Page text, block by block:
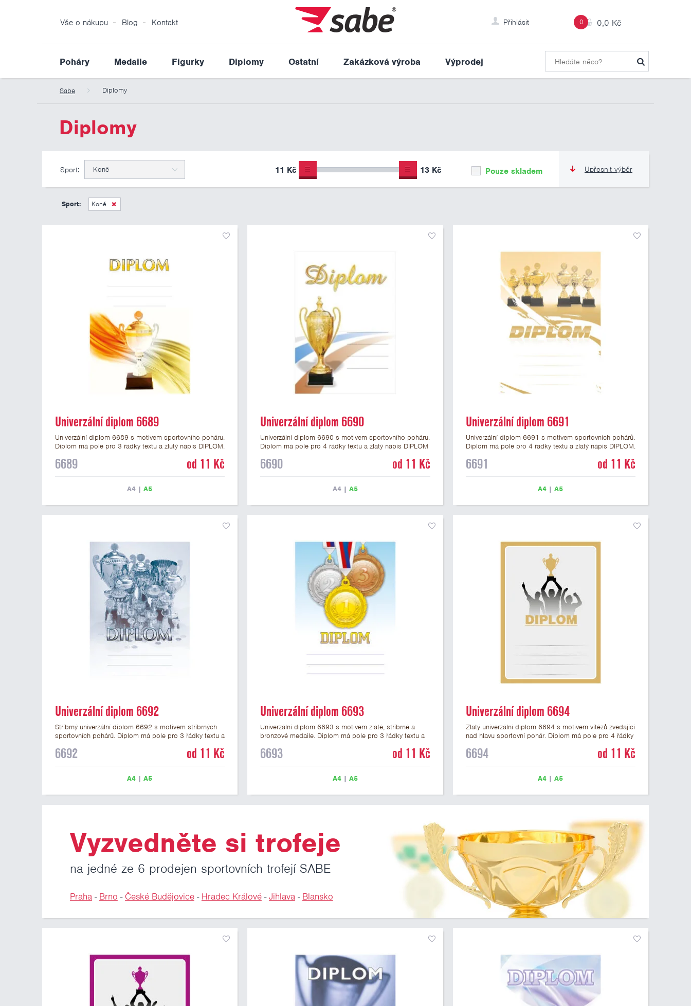
0 0,0 Kč
Přihlásit
Vše o nákupu Blog Kontakt
Poháry Medaile Figurky Diplomy Ostatní Zakázková výroba Výprodej
Sabe Diplomy
Diplomy
Upřesnit výběr
Sport: Koně Pouze skladem
11 Kč 13 Kč
Sport: Koně
Univerzální diplom 6689
Univerzální diplom 6689 s motivem sportovního poháru.
Diplom má pole pro 3 řádky textu a žlutý nápis DIPLOM.
Tento diplom je vhodný pro většinu událostí, ke kterým
6689 od 11 Kč
A4 |A5
Univerzální diplom 6690
Univerzální diplom 6690 s motivem sportovního poháru.
Diplom má pole pro 4 řádky textu a zlatý nápis DIPLOM
máme ve formátu A4 a A5. Tento diplom je vhodný pro
motivem poháru má gramáž 250 g/m2.
6690 od 11 Kč
A4| A5
Univerzální diplom 6691
Univerzální diplom 6691 s motivem sportovních pohárů.
Diplom má pole pro 4 řádky textu a zlatý nápis DIPLOM.
Tento univerzální diplom je vhodný pro většinu událostí,
pohárů má gramáž 250 g/m2.
6691 od 11 Kč
A4 |A5
Univerzální diplom 6692
Stříbrný univerzální diplom 6692 s motivem stříbrných
sportovních pohárů. Diplom má pole pro 3 řádky textu a
ve formátu A4 a A5. Tento univerzální diplom je vhodný
s univerzálním motivem pohárů má gramáž 250 g/m2.
6692 od 11 Kč
A4 |A5
Univerzální diplom 6693
Univerzální diplom 6693 s motivem zlaté, stříbrné a
bronzové medaile. Diplom má pole pro 3 řádky textu a
formátu A4 a A5. Tento univerzální diplom je vhodný
univerzálním motivem medailí má gramáž 250 g/m2.
6693 od 11 Kč
A4| A5
Univerzální diplom 6694
Zlatý univerzální diplom 6694 s motivem vítězů zvedající
nad hlavu sportovní pohár. Diplom má pole pro 4 řádky
máme ve formátu A4 a A5. Tento univerzální diplom je
diplom s univerzálním motivem vítězů s pohárem má
6694 od 11 Kč
A4 |A5
Vyzvedněte si trofeje
na jedné ze 6 prodejen sportovních trofejí SABE
Praha- Brno - České Budějovice- Hradec Králové-Jihlava- Blansko